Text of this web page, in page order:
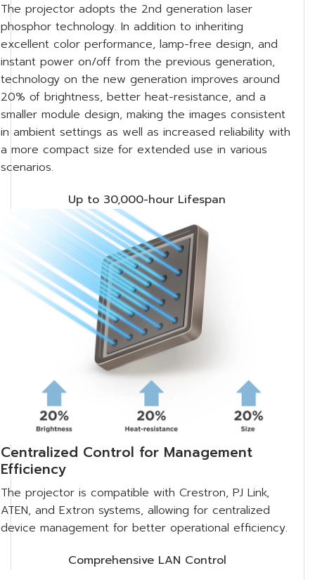
The projector adopts the 2nd generation laser
phosphor technology. In addition to inheriting
excellent color performance, lamp-free design, and
instant power on/off from the previous generation,
technology on the new generation improves around
20% of brightness, better heat-resistance, and a
smaller module design, making the images consistent
in ambient settings as well as increased reliability with
a more compact size for extended use in various
scenarios.
Up to 30,000-hour Lifespan
Centralized Control for Management
Efficiency
The projector is compatible with Crestron, PJ Link,
ATEN, and Extron systems, allowing for centralized
device management for better operational efficiency​.
Comprehensive LAN Control